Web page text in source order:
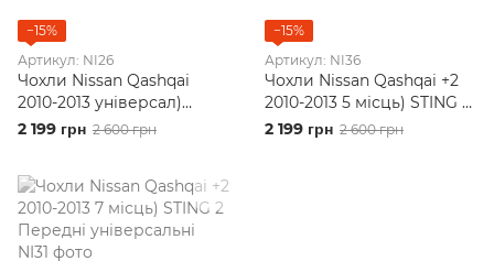
−15%
Артикул: NI26
Чохли Nissan Qashqai
2010-2013 універсал)
STING 2 Передні
2 199 грн 2 600 грн
−15%
Артикул: NI36
Чохли Nissan Qashqai +2
2010-2013 5 місць) STING 2
Передні універсальні
2 199 грн 2 600 грн